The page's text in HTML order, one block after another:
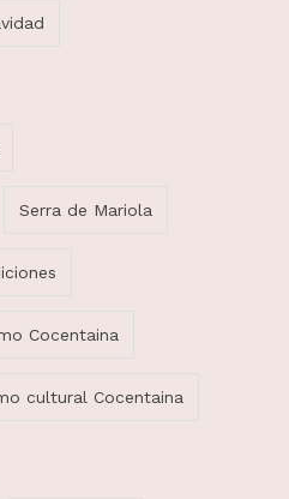
Serra de Mariola
Cocentaina
cultural Cocentaina